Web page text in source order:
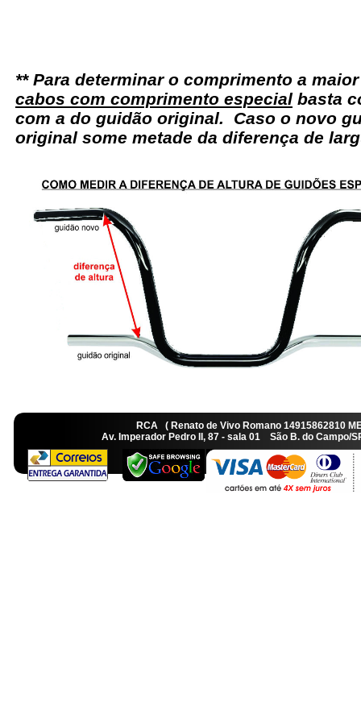
** Para determinar o comprimento a
cabos com comprimento especial basta
com a do guidão original. Caso o novo
original some metade da diferença de
RCA ( Renato de Vivo Romano
Av. Imperador Pedro II, 87 - sala 01 São B. do